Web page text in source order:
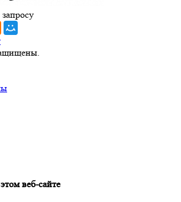
росу
веб-сайте